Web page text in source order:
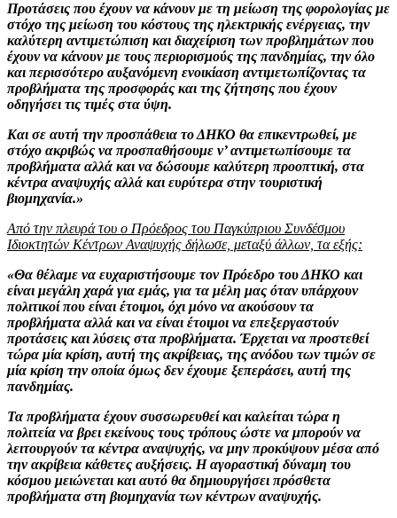
Προτάσεις που έχουν να κάνουν με τη μείωση της φορολογίας με
στόχο της μείωση του κόστους της ηλεκτρικής ενέργειας, την
καλύτερη αντιμετώπιση και διαχείριση των προβλημάτων που
έχουν να κάνουν με τους περιορισμούς της πανδημίας, την όλο
και περισσότερο αυξανόμενη ενοικίαση αντιμετωπίζοντας τα
προβλήματα της προσφοράς και της ζήτησης που έχουν
οδηγήσει τις τιμές στα ύψη.
Και σε αυτή την προσπάθεια το ΔΗΚΟ θα επικεντρωθεί, με
στόχο ακριβώς να προσπαθήσουμε ν’ αντιμετωπίσουμε τα
προβλήματα αλλά και να δώσουμε καλύτερη προοπτική, στα
κέντρα αναψυχής αλλά και ευρύτερα στην τουριστική
βιομηχανία.»
Από την πλευρά του ο Πρόεδρος του Παγκύπριου Συνδέσμου
Ιδιοκτητών Κέντρων Αναψυχής δήλωσε, μεταξύ άλλων, τα εξής:
«Θα θέλαμε να ευχαριστήσουμε τον Πρόεδρο του ΔΗΚΟ και
είναι μεγάλη χαρά για εμάς, για τα μέλη μας όταν υπάρχουν
πολιτικοί που είναι έτοιμοι, όχι μόνο να ακούσουν τα
προβλήματα αλλά και να είναι έτοιμοι να επεξεργαστούν
προτάσεις και λύσεις στα προβλήματα. Έρχεται να προστεθεί
τώρα μία κρίση, αυτή της ακρίβειας, της ανόδου των τιμών σε
μία κρίση την οποία όμως δεν έχουμε ξεπεράσει, αυτή της
πανδημίας.
Τα προβλήματα έχουν συσσωρευθεί και καλείται τώρα η
πολιτεία να βρει εκείνους τους τρόπους ώστε να μπορούν να
λειτουργούν τα κέντρα αναψυχής, να μην προκύψουν μέσα από
την ακρίβεια κάθετες αυξήσεις. Η αγοραστική δύναμη του
κόσμου μειώνεται και αυτό θα δημιουργήσει πρόσθετα
προβλήματα στη βιομηχανία των κέντρων αναψυχής.